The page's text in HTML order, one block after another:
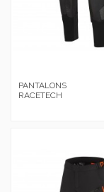
PANTALONS
RACETECH